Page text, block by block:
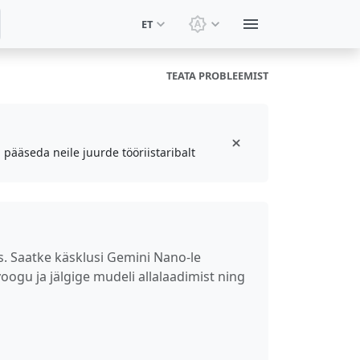
ET Vaheta teemat:
TEATA PROBLEEMIST
neile juurde tööriistaribalt
Saatke käsklusi Gemini Nano-le
ja jälgige mudeli allalaadimist ning